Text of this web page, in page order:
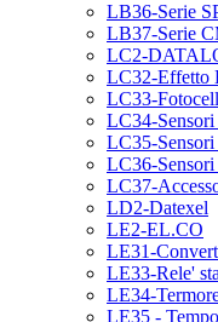
LB36-Serie
LB37-Serie
LC2-
LC32-Effetto
LC33-
LC34-
LC35-
LC36-
LC37-
LD2-Datexel
LE2-EL.CO
LE31-
LE33-Rele'
LE34-
LE35 -